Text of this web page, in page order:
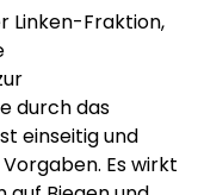
Linken-Fraktion,
durch das
einseitig und
Es wirkt